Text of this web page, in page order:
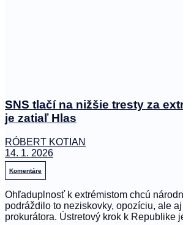
SNS tlačí na nižšie tresty za
je zatiaľ Hlas
RÓBERT KOTIAN
14. 1. 2026
Komentáre
Ohľaduplnosť k extrémistom chcú
podráždilo to neziskovky, opozíciu, ale
prokurátora. Ústretový krok k Republike